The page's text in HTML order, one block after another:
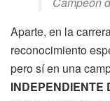
Aparte, en la
reconocimiento
pero sí en una
INDEPENDIENTE